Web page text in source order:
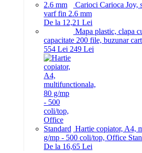
Carioci Carioca Joy,
varf fin 2.6 mm
De la 12,21 Lei
Mapa plastic, clapa
capacitate 200 file, buzunar
554 Lei 249 Lei
Hartie copiator, A4,
g/mp - 500 coli/top, Office
De la 16,65 Lei